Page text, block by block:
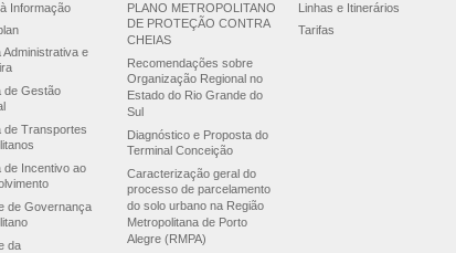
Informação
Administrativa e
de Gestão
de Transportes
de Incentivo ao
de Governança
da
PLANO METROPOLITANO
DE PROTEÇÃO CONTRA
CHEIAS
Recomendações sobre
Organização Regional no
Estado do Rio Grande do
Sul
Diagnóstico e Proposta do
Terminal Conceição
Caracterização geral do
processo de parcelamento
do solo urbano na Região
Metropolitana de Porto
Alegre (RMPA)
Linhas e Itinerários
Tarifas